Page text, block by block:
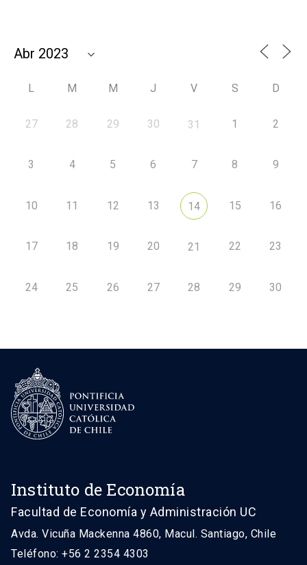
L M M J V S D
27 28 29 30 31 1 2
3 4 5 6 7 8 9
10 11 12 13 14 15 16
17 18 19 20 21 22 23
24 25 26 27 28 29 30
Instituto de Economía
Facultad de Economía y Administración UC
Avda. Vicuña Mackenna 4860, Macul. Santiago, Chile
Teléfono: +56 2 2354 4303